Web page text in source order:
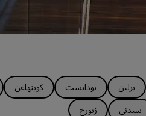
برلين بودابست كوبنهاغن
سيدني زيورخ